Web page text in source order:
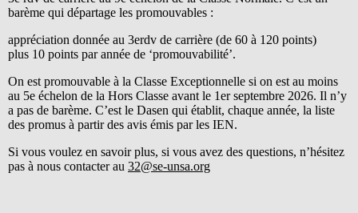
barème qui départage les promouvables :
appréciation donnée au 3erdv de carrière (de 60 à 120 points)
plus 10 points par année de ‘promouvabilité’.
On est promouvable à la Classe Exceptionnelle si on est au moins
au 5e échelon de la Hors Classe avant le 1er septembre 2026. Il n’y
a pas de barème. C’est le Dasen qui établit, chaque année, la liste
des promus à partir des avis émis par les IEN.
Si vous voulez en savoir plus, si vous avez des questions, n’hésitez
pas à nous contacter au 32@se-unsa.org